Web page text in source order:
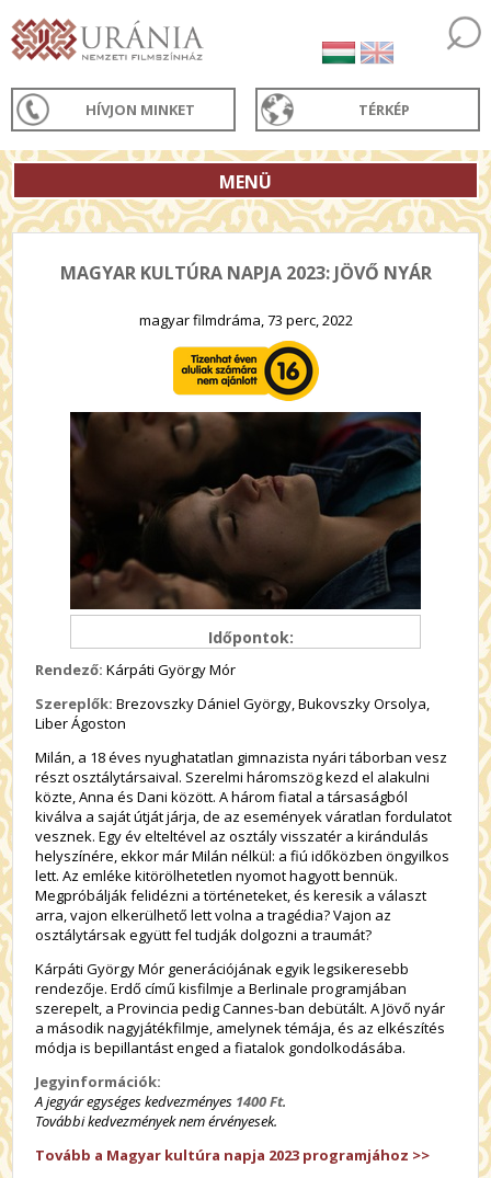
HÍVJON MINKET TÉRKÉP
MENÜ
MAGYAR KULTÚRA NAPJA 2023: JÖVŐ NYÁR
magyar filmdráma, 73 perc, 2022
Időpontok:
Rendező: Kárpáti György Mór
Szereplők: Brezovszky Dániel György, Bukovszky Orsolya,
Liber Ágoston
Milán, a 18 éves nyughatatlan gimnazista nyári táborban vesz
részt osztálytársaival. Szerelmi háromszög kezd el alakulni
közte, Anna és Dani között. A három fiatal a társaságból
kiválva a saját útját járja, de az események váratlan fordulatot
vesznek. Egy év elteltével az osztály visszatér a kirándulás
helyszínére, ekkor már Milán nélkül: a fiú időközben öngyilkos
lett. Az emléke kitörölhetetlen nyomot hagyott bennük.
Megpróbálják felidézni a történeteket, és keresik a választ
arra, vajon elkerülhető lett volna a tragédia? Vajon az
osztálytársak együtt fel tudják dolgozni a traumát?
Kárpáti György Mór generációjának egyik legsikeresebb
rendezője. Erdő című kisfilmje a Berlinale programjában
szerepelt, a Provincia pedig Cannes-ban debütált. A Jövő nyár
a második nagyjátékfilmje, amelynek témája, és az elkészítés
módja is bepillantást enged a fiatalok gondolkodásába.
Jegyinformációk:
A jegyár egységes kedvezményes 1400 Ft.
További kedvezmények nem érvényesek.
Tovább a Magyar kultúra napja 2023 programjához >>